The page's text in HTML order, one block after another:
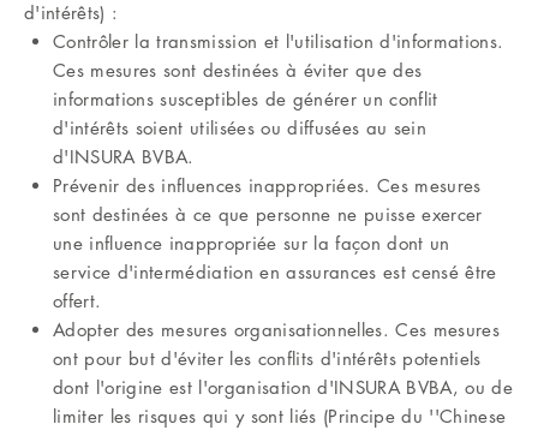
d'intérêts) :
Contrôler la transmission et l'utilisation d'informations.
Ces mesures sont destinées à éviter que des
informations susceptibles de générer un conflit
d'intérêts soient utilisées ou diffusées au sein
d'INSURA BVBA.
Prévenir des influences inappropriées. Ces mesures
sont destinées à ce que personne ne puisse exercer
une influence inappropriée sur la façon dont un
service d'intermédiation en assurances est censé être
offert.
Adopter des mesures organisationnelles. Ces mesures
ont pour but d'éviter les conflits d'intérêts potentiels
dont l'origine est l'organisation d'INSURA BVBA, ou de
limiter les risques qui y sont liés (Principe du ''Chinese